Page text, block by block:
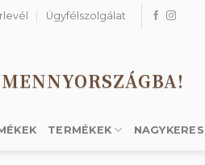
Ügyfélszolgálat
TERMÉKEK